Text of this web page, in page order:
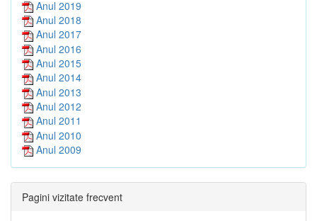
Anul 2019
Anul 2018
Anul 2017
Anul 2016
Anul 2015
Anul 2014
Anul 2013
Anul 2012
Anul 2011
Anul 2010
Anul 2009
Pagini vizitate frecvent